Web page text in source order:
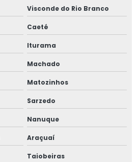
Visconde do Rio Branco
Caeté
Iturama
Machado
Matozinhos
Sarzedo
Nanuque
Araçuaí
Taiobeiras